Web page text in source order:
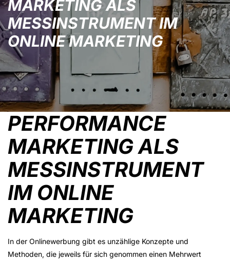
MARKETING ALS
MESSINSTRUMENT IM
ONLINE MARKETING
PERFORMANCE
MARKETING ALS
MESSINSTRUMENT
IM ONLINE
MARKETING
In der Onlinewerbung gibt es unzählige Konzepte und
Methoden, die jeweils für sich genommen einen Mehrwert